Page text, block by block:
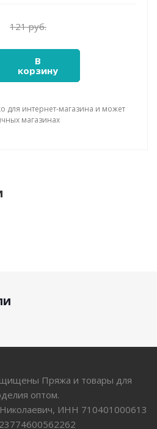
121руб.
В
корзину
для интернет-магазина и может
магазинах
Пряжа и товары для
оптом.
ИНН 710401000613